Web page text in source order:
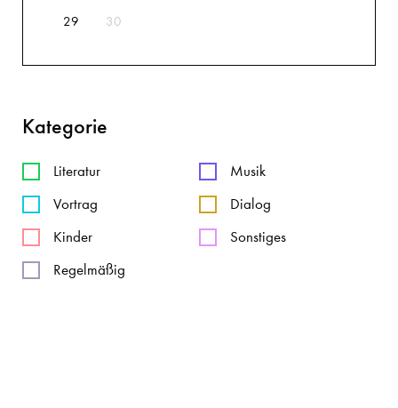
29 30
Kategorie
Literatur
Musik
Vortrag
Dialog
Kinder
Sonstiges
Regelmäßig